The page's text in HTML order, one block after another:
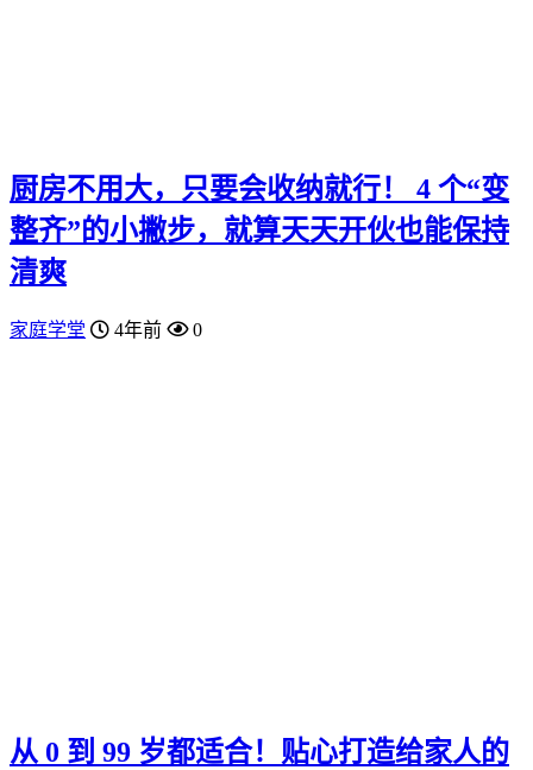
厨房不用大，只要会收纳就行！ 4 个“变
整齐”的小撇步，就算天天开伙也能保持
清爽
家庭学堂 4年前 0
从 0 到 99 岁都适合！贴心打造给家人的